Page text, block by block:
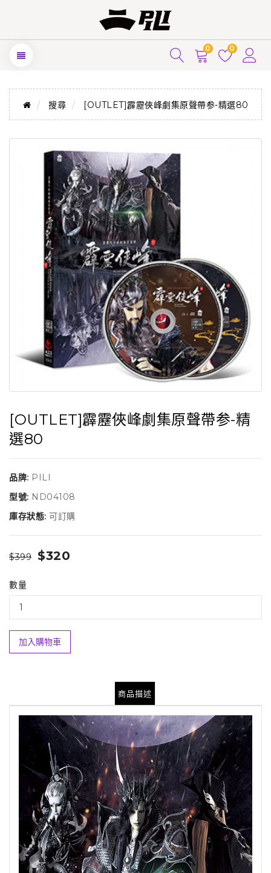
0 0
搜尋 [OUTLET]霹靂俠峰劇集原聲帶参-精選80
[OUTLET]霹靂俠峰劇集原聲帶参-精
選80
品牌: PILI
型號: ND04108
庫存狀態: 可訂購
$399 $320
數量
加入購物車
商品描述